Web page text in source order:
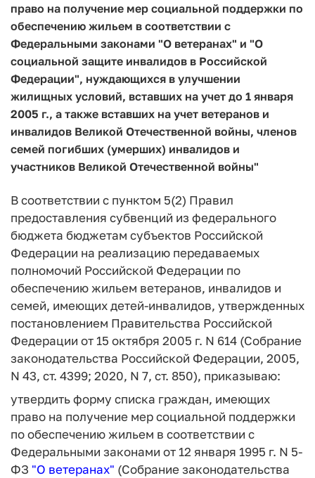
право на получение мер социальной поддержки по
обеспечению жильем в соответствии с
Федеральными законами "О ветеранах" и "О
социальной защите инвалидов в Российской
Федерации", нуждающихся в улучшении
жилищных условий, вставших на учет до 1 января
2005 г., а также вставших на учет ветеранов и
инвалидов Великой Отечественной войны, членов
семей погибших (умерших) инвалидов и
участников Великой Отечественной войны"
В соответствии с пунктом 5(2) Правил
предоставления субвенций из федерального
бюджета бюджетам субъектов Российской
Федерации на реализацию передаваемых
полномочий Российской Федерации по
обеспечению жильем ветеранов, инвалидов и
семей, имеющих детей-инвалидов, утвержденных
постановлением Правительства Российской
Федерации от 15 октября 2005 г. N 614 (Собрание
законодательства Российской Федерации, 2005,
N 43, ст. 4399; 2020, N 7, ст. 850), приказываю:
утвердить форму списка граждан, имеющих
право на получение мер социальной поддержки
по обеспечению жильем в соответствии с
Федеральными законами от 12 января 1995 г. N 5-
ФЗ "О ветеранах" (Собрание законодательства